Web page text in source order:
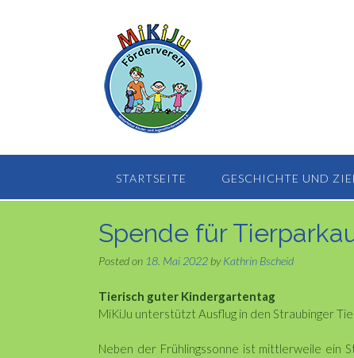
STARTSEITE GESCHICHTE UND
Spende für
Posted on 18. Mai 2022 byKathrin Bscheid
Tierisch guter Kindergartentag
MiKiJu unterstützt Ausflug in den Straubinger
Neben der Frühlingssonne ist mittlerweile ein